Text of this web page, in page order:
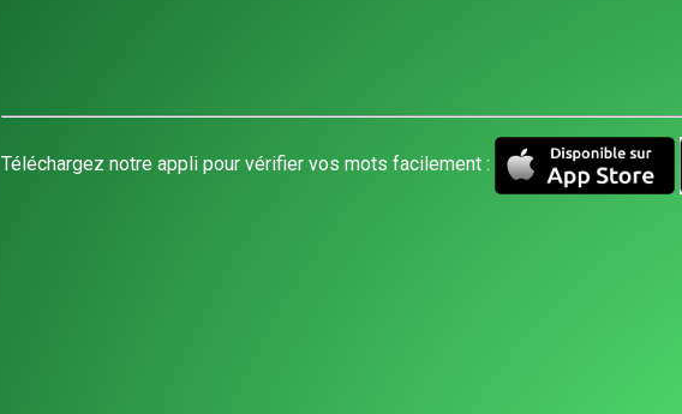
Téléchargez notre appli pour vérifier vos mots facilement :